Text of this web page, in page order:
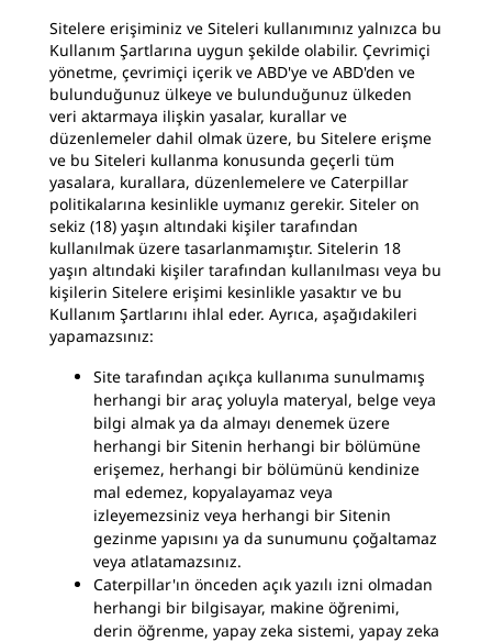
Sitelere erişiminiz ve Siteleri kullanımınız yalnızca bu
Kullanım Şartlarına uygun şekilde olabilir. Çevrimiçi
yönetme, çevrimiçi içerik ve ABD'ye ve ABD'den ve
bulunduğunuz ülkeye ve bulunduğunuz ülkeden
veri aktarmaya ilişkin yasalar, kurallar ve
düzenlemeler dahil olmak üzere, bu Sitelere erişme
ve bu Siteleri kullanma konusunda geçerli tüm
yasalara, kurallara, düzenlemelere ve Caterpillar
politikalarına kesinlikle uymanız gerekir. Siteler on
sekiz (18) yaşın altındaki kişiler tarafından
kullanılmak üzere tasarlanmamıştır. Sitelerin 18
yaşın altındaki kişiler tarafından kullanılması veya bu
kişilerin Sitelere erişimi kesinlikle yasaktır ve bu
Kullanım Şartlarını ihlal eder. Ayrıca, aşağıdakileri
yapamazsınız:
Site tarafından açıkça kullanıma sunulmamış
herhangi bir araç yoluyla materyal, belge veya
bilgi almak ya da almayı denemek üzere
herhangi bir Sitenin herhangi bir bölümüne
erişemez, herhangi bir bölümünü kendinize
mal edemez, kopyalayamaz veya
izleyemezsiniz veya herhangi bir Sitenin
gezinme yapısını ya da sunumunu çoğaltamaz
veya atlatamazsınız.
Caterpillar'ın önceden açık yazılı izni olmadan
herhangi bir bilgisayar, makine öğrenimi,
derin öğrenme, yapay zeka sistemi, yapay zeka